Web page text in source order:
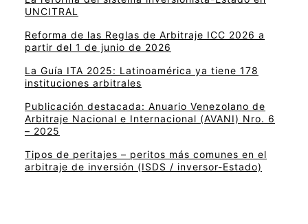
UNCITRAL
Reforma de las Reglas de Arbitraje ICC 2026 a
partir del 1 de junio de 2026
La Guía ITA 2025: Latinoamérica ya tiene 178
instituciones arbitrales
Publicación destacada: Anuario Venezolano de
Arbitraje Nacional e Internacional (AVANI) Nro. 6
– 2025
Tipos de peritajes – peritos más comunes en el
arbitraje de inversión (ISDS / inversor-Estado)